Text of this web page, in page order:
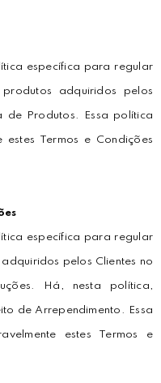
específica para regular
adquiridos pelos
de Produtos. Essa política
estes Termos e Condições
específica para regular
pelos Clientes no
Há, nesta política,
de Arrependimento. Essa
estes Termos e